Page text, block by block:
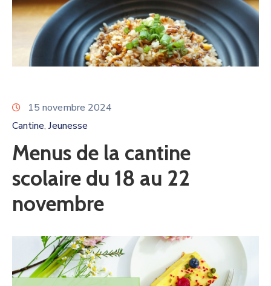
15 novembre 2024
Cantine‚ Jeunesse
Menus de la cantine
scolaire du 18 au 22
novembre